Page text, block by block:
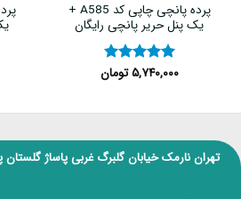
پرده پانچی چاپی کد A585 +
یک پنل حریر پانچی رایگان
نمره۵از۵,۷۴۰,۰۰۰ تومان
تهران نارمک خیابان گلبرگ غربی پاساژ گلستان